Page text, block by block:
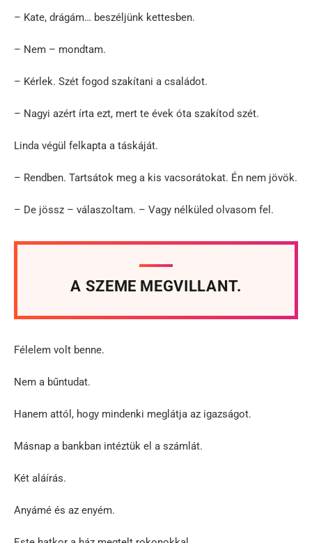
– Kate, drágám… beszéljünk kettesben.
– Nem – mondtam.
– Kérlek. Szét fogod szakítani a családot.
– Nagyi azért írta ezt, mert te évek óta szakítod szét.
Linda végül felkapta a táskáját.
– Rendben. Tartsátok meg a kis vacsorátokat. Én nem jövök.
– De jössz – válaszoltam. – Vagy nélküled olvasom fel.
A SZEME MEGVILLANT.
Félelem volt benne.
Nem a bűntudat.
Hanem attól, hogy mindenki meglátja az igazságot.
Másnap a bankban intéztük el a számlát.
Két aláírás.
Anyámé és az enyém.